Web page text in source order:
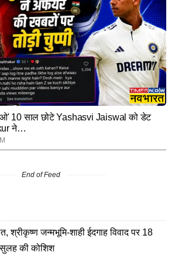
End of Feed
श्रीकृष्ण जन्मभूमि-शाही ईदगाह विवाद पर 18
की कोशिश